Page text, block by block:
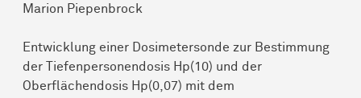
Marion Piepenbrock
Entwicklung einer Dosimetersonde zur Bestimmung
der Tiefenpersonendosis Hp(10) und der
Oberflächendosis Hp(0,07) mit dem